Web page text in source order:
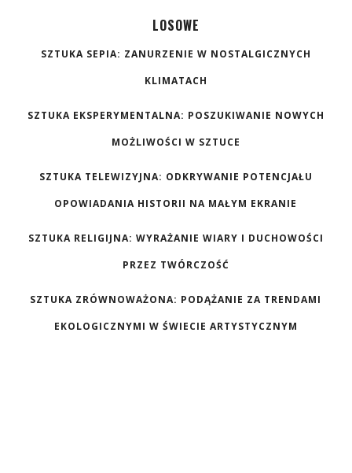
LOSOWE
SZTUKA SEPIA: ZANURZENIE W NOSTALGICZNYCH
KLIMATACH
SZTUKA EKSPERYMENTALNA: POSZUKIWANIE NOWYCH
MOŻLIWOŚCI W SZTUCE
SZTUKA TELEWIZYJNA: ODKRYWANIE POTENCJAŁU
OPOWIADANIA HISTORII NA MAŁYM EKRANIE
SZTUKA RELIGIJNA: WYRAŻANIE WIARY I DUCHOWOŚCI
PRZEZ TWÓRCZOŚĆ
SZTUKA ZRÓWNOWAŻONA: PODĄŻANIE ZA TRENDAMI
EKOLOGICZNYMI W ŚWIECIE ARTYSTYCZNYM